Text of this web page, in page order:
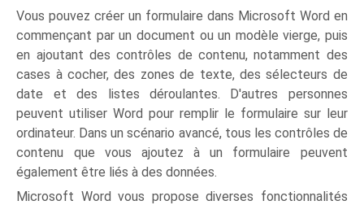
Vous pouvez créer un formulaire dans Microsoft Word en
commençant par un document ou un modèle vierge, puis
en ajoutant des contrôles de contenu, notamment des
cases à cocher, des zones de texte, des sélecteurs de
date et des listes déroulantes. D'autres personnes
peuvent utiliser Word pour remplir le formulaire sur leur
ordinateur. Dans un scénario avancé, tous les contrôles de
contenu que vous ajoutez à un formulaire peuvent
également être liés à des données.
Microsoft Word vous propose diverses fonctionnalités